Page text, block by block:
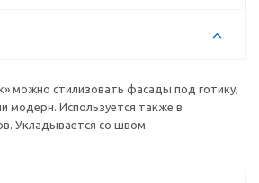
можно стилизовать фасады под готику,
модерн. Используется также в
Укладывается со швом.